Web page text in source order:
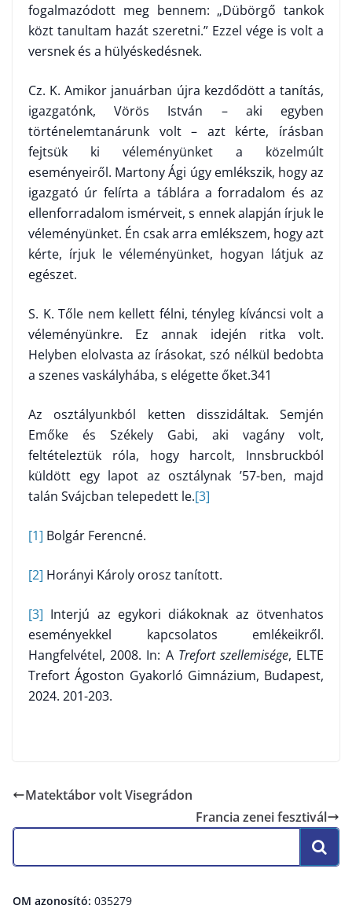
fogalmazódott meg bennem: „Dübörgő tankok
közt tanultam hazát szeretni.” Ezzel vége is volt a
versnek és a hülyéskedésnek.
Cz. K. Amikor januárban újra kezdődött a tanítás,
igazgatónk, Vörös István – aki egyben
történelemtanárunk volt – azt kérte, írásban
fejtsük ki véleményünket a közelmúlt
eseményeiről. Martony Ági úgy emlékszik, hogy az
igazgató úr felírta a táblára a forradalom és az
ellenforradalom ismérveit, s ennek alapján írjuk le
véleményünket. Én csak arra emlékszem, hogy azt
kérte, írjuk le véleményünket, hogyan látjuk az
egészet.
S. K. Tőle nem kellett félni, tényleg kíváncsi volt a
véleményünkre. Ez annak idején ritka volt.
Helyben elolvasta az írásokat, szó nélkül bedobta
a szenes vaskályhába, s elégette őket.341
Az osztályunkból ketten disszidáltak. Semjén
Emőke és Székely Gabi, aki vagány volt,
feltételeztük róla, hogy harcolt, Innsbruckból
küldött egy lapot az osztálynak ’57-ben, majd
talán Svájcban telepedett le.[3]
[1] Bolgár Ferencné.
[2] Horányi Károly orosz tanított.
[3] Interjú az egykori diákoknak az ötvenhatos
eseményekkel kapcsolatos emlékeikről.
Hangfelvétel, 2008. In: ATrefort szellemisége, ELTE
Trefort Ágoston Gyakorló Gimnázium, Budapest,
2024. 201-203.
Matektábor volt Visegrádon
Francia zenei fesztivál
OM azonosító: 035279